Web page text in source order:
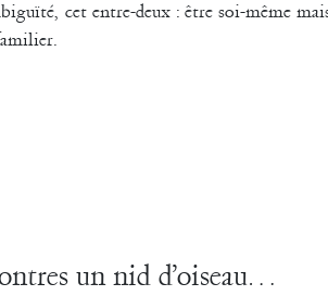
cet entre-deux : être soi-même
un nid d’oiseau…